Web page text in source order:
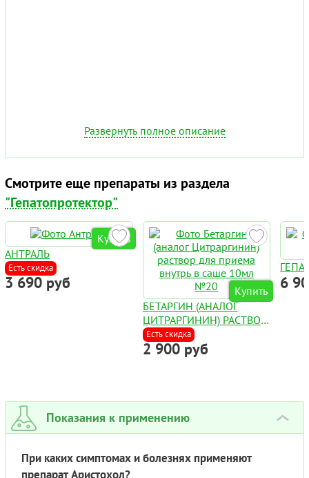
Развернуть полное описание
Смотрите еще препараты из раздела
"Гепатопротектор"
Купить
АНТРАЛЬ
Есть скидка
3 690 руб
Купить
БЕТАРГИН (АНАЛОГ
ЦИТРАРГИНИН) РАСТВОР
ДЛЯ ПРИЕМА ВНУТРЬ В
САШЕ 10МЛ №20
Есть скидка
2 900 руб
6
Показания к применению ›
При каких симптомах и болезнях применяют
препарат Аристохол?